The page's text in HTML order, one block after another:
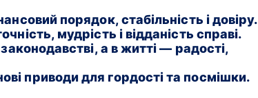
порядок, стабільність і довіру.
мудрість і відданість справі.
а в житті — радості,
приводи для гордості та посмішки.